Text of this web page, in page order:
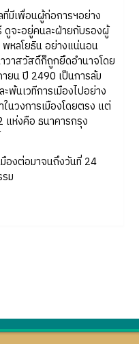
เพื่อนผู้ก่อการฯอย่าง
ดูจะอยู่คนละฝ่ายกับรองผู้
พหลโยธิน อย่างแน่นอน
วาสวัสดิ์ก็ถูกยึดอำนาจโดย
ปี 2490 เป็นการล้ม
พ้นเวทีการเมืองไปอย่าง
นวงการเมืองโดยตรง แต่
แห่งคือ ธนาคารกรุง
งต่อมาจนถึงวันที่ 24
ม